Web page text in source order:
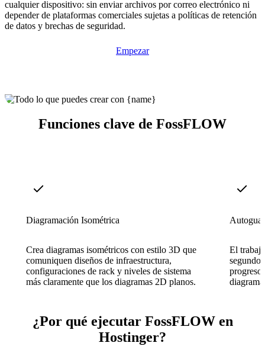
cualquier dispositivo: sin enviar archivos por correo electrónico ni
depender de plataformas comerciales sujetas a políticas de retención
de datos y brechas de seguridad.
Empezar
Funciones clave de FossFLOW
Diagramación Isométrica
Crea diagramas isométricos con estilo 3D que
comuniquen diseños de infraestructura,
configuraciones de rack y niveles de sistema
más claramente que los diagramas 2D planos.
El
progreso
¿Por qué ejecutar FossFLOW en
Hostinger?